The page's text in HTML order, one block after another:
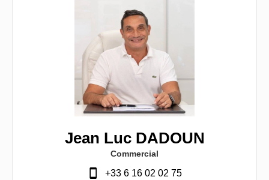
Jean Luc DADOUN
Commercial
+33 6 16 02 02 75